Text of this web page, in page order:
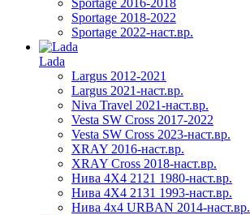
Sportage 2018-2022
Sportage 2022-наст.вр.
Lada
Largus 2012-2021
Largus 2021-наст.вр.
Niva Travel 2021-наст.вр.
Vesta SW Cross 2017-2022
Vesta SW Cross 2023-наст.вр.
XRAY 2016-наст.вр.
XRAY Cross 2018-наст.вр.
Нива 4X4 2121 1980-наст.вр.
Нива 4X4 2131 1993-наст.вр.
Нива 4х4 URBAN 2014-наст.вр.